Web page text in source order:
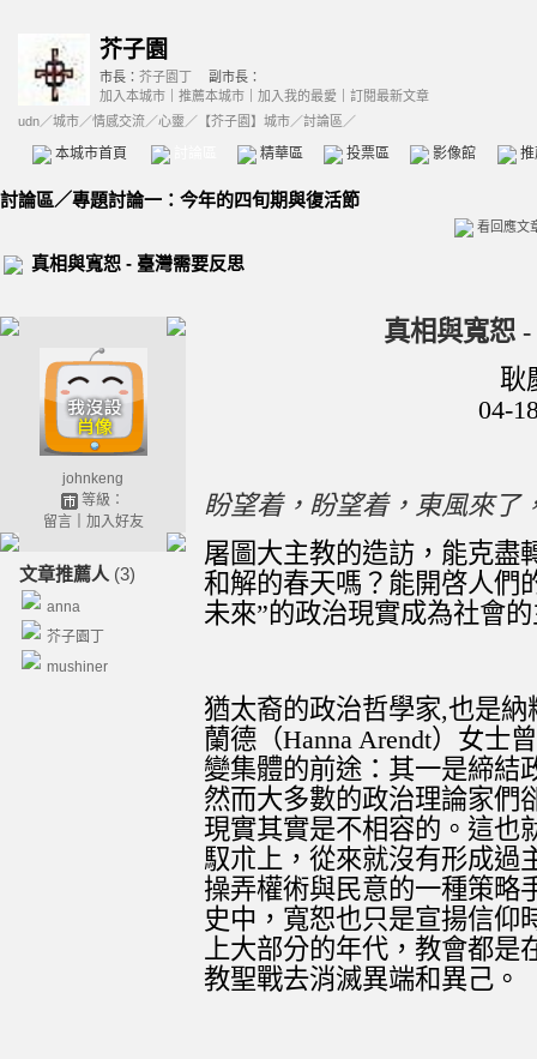
芥子園
市長： 芥子園丁
副市長：
加入本城市
推薦本城市 加入我的最愛
訂閱最新文章
udn／城市／情感交流／心靈 ／ 【芥子園】城市／討論區／
本城市首頁 精華區 投票區 影像館
討論區／專題討論一：今年的四旬期與復活節
看回應文
真相與寬恕 - 臺灣需要反思
johnkeng
等級：
留言｜ 加入好友
文章推薦人 (3)
anna
芥子園丁
mushiner
真相與寬恕-
耿
04-
盼望着，盼望着，東風來了
屠圖大主教的造訪，能克盡
和解的春天嗎？能開啓人們
未來”的政治現實成為社會
猶太裔的政治哲學家,也是納
蘭德（Hanna Arendt）女士
變集體的前途：其一是締結
然而大多數的政治理論家們
現實其實是不相容的。這也
馭朮上，從來就沒有形成過
操弄權術與民意的一種策略
史中，寬恕也只是宣揚信仰
上大部分的年代，教會都是
教聖戰去消滅異端和異己 。